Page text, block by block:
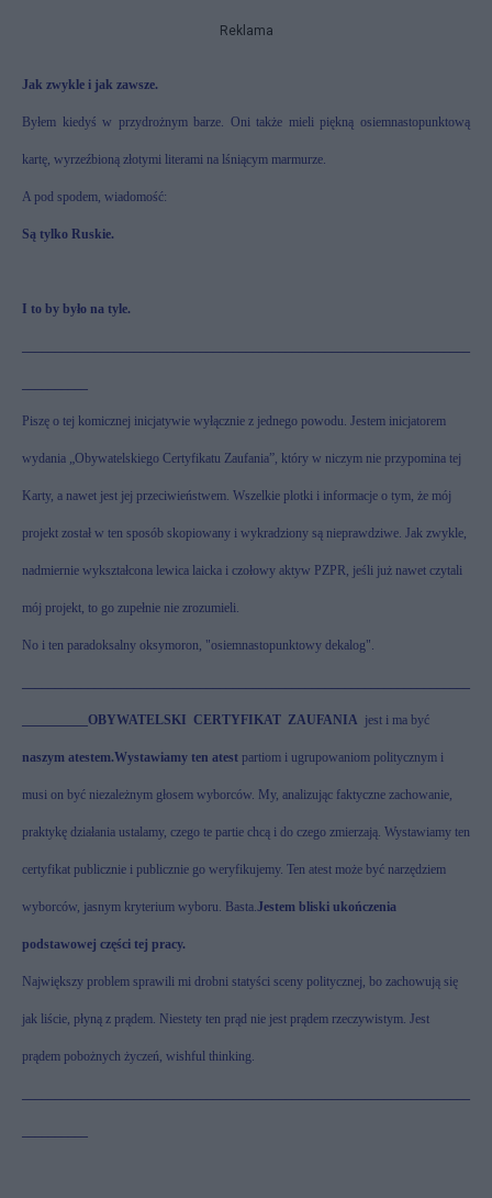
Reklama
Jak zwykle i jak zawsze.
Byłem kiedyś w przydrożnym barze. Oni także mieli piękną osiemnastopunktową
kartę, wyrzeźbioną złotymi literami na lśniącym marmurze.
A pod spodem, wiadomość:
Są tylko Ruskie.
I to by było na tyle.
Piszę o tej komicznej inicjatywie wyłącznie z jednego powodu. Jestem inicjatorem
wydania „Obywatelskiego Certyfikatu Zaufania”, który w niczym nie przypomina tej
Karty, a nawet jest jej przeciwieństwem. Wszelkie plotki i informacje o tym, że mój
projekt został w ten sposób skopiowany i wykradziony są nieprawdziwe. Jak zwykle,
nadmiernie wykształcona lewica laicka i czołowy aktyw PZPR, jeśli już nawet czytali
mój projekt, to go zupełnie nie zrozumieli.
No i ten paradoksalny oksymoron, "osiemnastopunktowy dekalog".
OBYWATELSKI CERTYFIKAT ZAUFANIA jest i ma być
naszym atestem.Wystawiamy ten atest partiom i ugrupowaniom politycznym i
musi on być niezależnym głosem wyborców. My, analizując faktyczne zachowanie,
praktykę działania ustalamy, czego te partie chcą i do czego zmierzają. Wystawiamy ten
certyfikat publicznie i publicznie go weryfikujemy. Ten atest może być narzędziem
wyborców, jasnym kryterium wyboru. Basta.Jestem bliski ukończenia
podstawowej części tej pracy.
Największy problem sprawili mi drobni statyści sceny politycznej, bo zachowują się
jak liście, płyną z prądem. Niestety ten prąd nie jest prądem rzeczywistym. Jest
prądem pobożnych życzeń, wishful thinking.